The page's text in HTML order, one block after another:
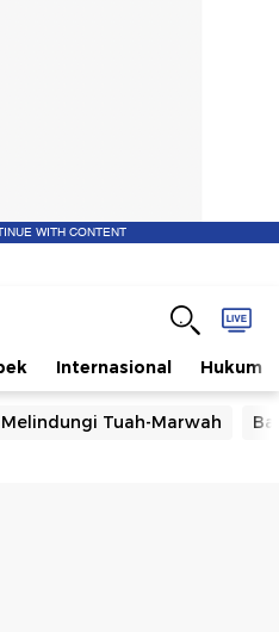
WITH CONTENT
Internasional Hukum
Melindungi Tuah-Marwah